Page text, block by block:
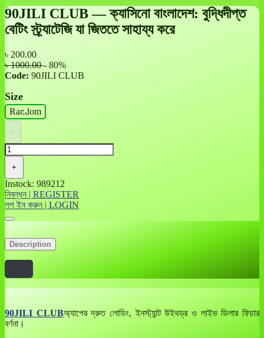
90JILI CLUB — ক্যাসিনো বাংলাদেশ: বুদ্ধিদীপ্ত
বেটিং স্ট্র্যাটেজি যা জিততে সাহায্য করে
৳ 200.00
৳ 1000.00- 80%
Code: 90JILI CLUB
Size
Random
-
+
Instock: 989212
নিবন্ধন | REGISTER
লগ ইন করুন | LOGIN
Description
90JILI CLUBঅ্যাপের দ্রুত লোডিং, ইনস্ট্যান্ট উইথড্র ও লাইভ ডিলার ফিচার
বর্ণনা।